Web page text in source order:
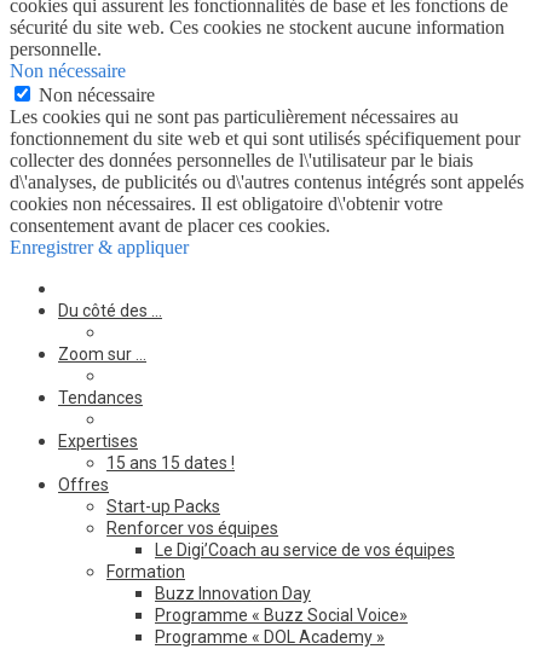
cookies qui assurent les fonctionnalités de base et les fonctions de
sécurité du site web. Ces cookies ne stockent aucune information
personnelle.
Non nécessaire
Non nécessaire
Les cookies qui ne sont pas particulièrement nécessaires au
fonctionnement du site web et qui sont utilisés spécifiquement pour
collecter des données personnelles de l\'utilisateur par le biais
d\'analyses, de publicités ou d\'autres contenus intégrés sont appelés
cookies non nécessaires. Il est obligatoire d\'obtenir votre
consentement avant de placer ces cookies.
Enregistrer & appliquer
Du côté des …
Zoom sur …
Tendances
Expertises
15 ans 15 dates !
Offres
Start-up Packs
Renforcer vos équipes
Le Digi’Coach au service de vos équipes
Formation
Buzz Innovation Day
Programme « Buzz Social Voice»
Programme « DOL Academy »